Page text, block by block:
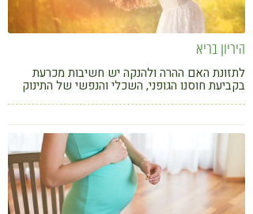
היריון בריא
לתזונת האם ההרה ולהנקה יש חשיבות מכרעת
בקביעת חוסנו הגופני, השכלי והנפשי של התינוק